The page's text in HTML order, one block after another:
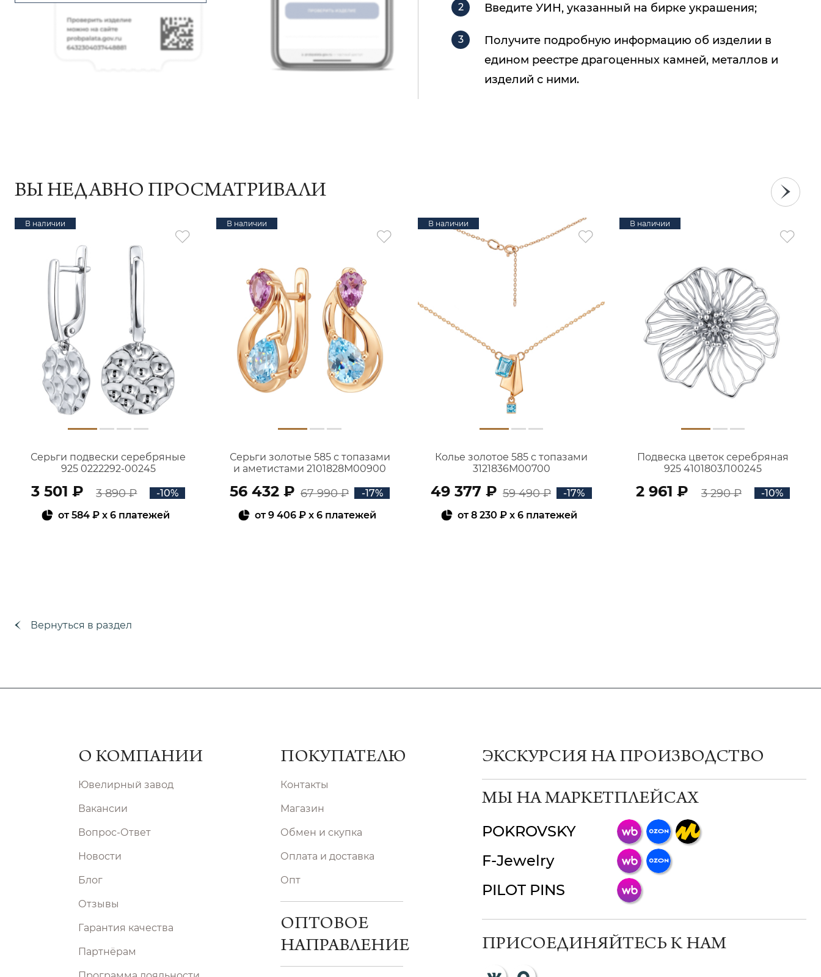
Введите УИН, указанный на бирке украшения;
Получите подробную информацию об изделии в
едином реестре драгоценных камней, металлов и
изделий с ними.
ВЫ НЕДАВНО ПРОСМАТРИВАЛИ
В наличии
Серьги подвески серебряные
925 0222292-00245
3 501 ₽ 3 890 ₽
-10%
от584 ₽ x 6 платежей
В наличии
Серьги золотые 585 с топазами
и аметистами 2101828М00900
56 432 ₽ 67 990 ₽
-17%
от9 406 ₽ x 6 платежей
В наличии
Колье золотое 585 с топазами
3121836М00700
49 377 ₽ 59 490 ₽
-17%
от8 230 ₽x 6 платежей
В наличии
Подвеска цветок серебряная
925 4101803Л00245
2 961 ₽ 3 290 ₽ -10%
Вернуться в раздел
О КОМПАНИИ
Ювелирный завод
Вакансии
Вопрос-Ответ
Новости
Блог
Отзывы
Гарантия качества
Партнёрам
ПОКУПАТЕЛЮ
Контакты
Магазин
Обмен и скупка
Оплата и доставка
Опт
ОПТОВОЕ
НАПРАВЛЕНИЕ
ЭКСКУРСИЯ НА ПРОИЗВОДСТВО
МЫ НА МАРКЕТПЛЕЙСАХ
POKROVSKY
F-Jewelry
PILOT PINS
ПРИСОЕДИНЯЙТЕСЬ К НАМ
ChatApp
мессенджер!